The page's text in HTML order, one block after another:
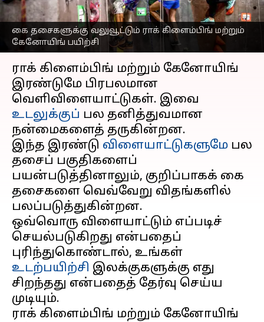
கை தசைகளுக்கு வலுவூட்டும் ராக் கிளைம்பிங் மற்றும்
கேனோயிங் பயிற்சி
எழுதியவர் Vasuki May 24, 2026 05:18 pm
செய்தி முன்னோட்டம்
ராக் கிளைம்பிங் மற்றும் கேனோயிங்
இரண்டுமே பிரபலமான
வெளிவிளையாட்டுகள். இவை
உடலுக்குப் பல தனித்துவமான
நன்மைகளைத் தருகின்றன.
இந்த இரண்டு விளையாட்டுகளுமே பல
தசைப் பகுதிகளைப்
பயன்படுத்தினாலும், குறிப்பாகக் கை
தசைகளை வெவ்வேறு விதங்களில்
பலப்படுத்துகின்றன.
ஒவ்வொரு விளையாட்டும் எப்படிச்
செயல்படுகிறது என்பதைப்
புரிந்துகொண்டால், உங்கள்
உடற்பயிற்சி இலக்குகளுக்கு எது
சிறந்தது என்பதைத் தேர்வு செய்ய
முடியும்.
ராக் கிளைம்பிங் மற்றும் கேனோயிங்